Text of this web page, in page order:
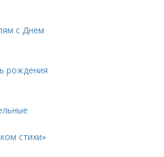
с Днем
рождения
стихи»